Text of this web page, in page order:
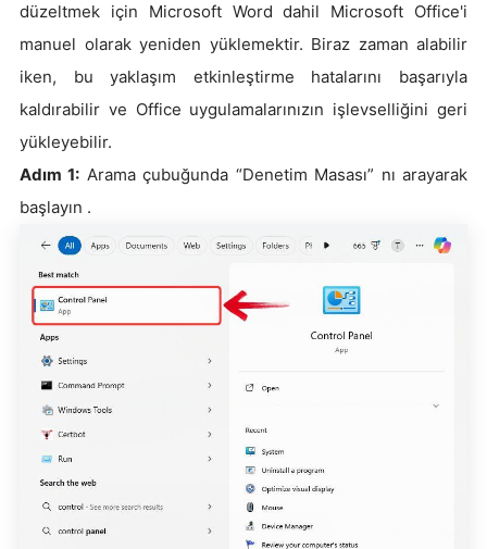
düzeltmek için Microsoft Word dahil Microsoft Office'i
manuel olarak yeniden yüklemektir. Biraz zaman alabilir
iken, bu yaklaşım etkinleştirme hatalarını başarıyla
kaldırabilir ve Office uygulamalarınızın işlevselliğini geri
yükleyebilir.
Adım 1: Arama çubuğunda “Denetim Masası” nı arayarak
başlayın .